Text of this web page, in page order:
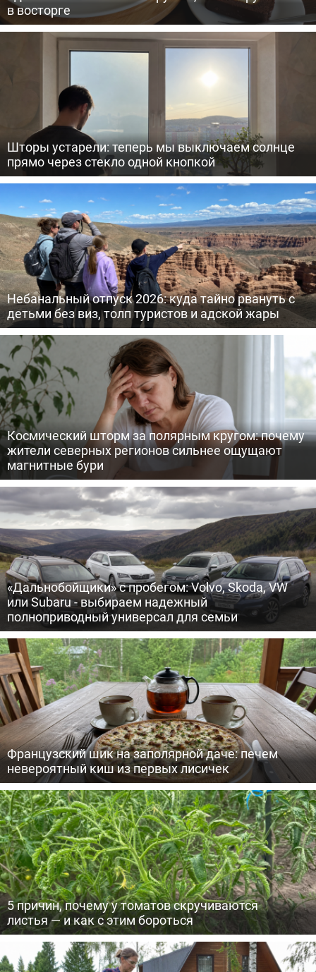
в восторге
Шторы устарели: теперь мы выключаем солнце
прямо через стекло одной кнопкой
Небанальный отпуск 2026: куда тайно рвануть с
детьми без виз, толп туристов и адской жары
Космический шторм за полярным кругом: почему
жители северных регионов сильнее ощущают
магнитные бури
«Дальнобойщики» с пробегом: Volvo, Skoda, VW
или Subaru - выбираем надежный
полноприводный универсал для семьи
Французский шик на заполярной даче: печем
невероятный киш из первых лисичек
5 причин, почему у томатов скручиваются
листья — и как с этим бороться